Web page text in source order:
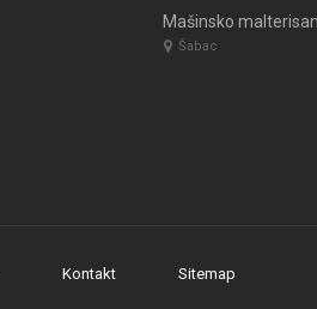
Šabac
Kontakt Sitemap